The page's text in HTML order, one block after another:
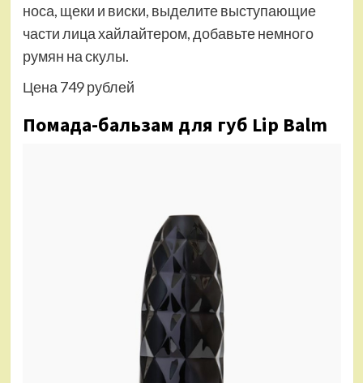
носа, щеки и виски, выделите выступающие
части лица хайлайтером, добавьте немного
румян на скулы.
Цена 749 рублей
Помада-бальзам для губ Lip Balm